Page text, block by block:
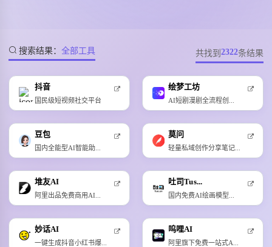
搜索结果： 全部工具 共找到 2322条结果
抖音
国民级短视频社交平台
绘梦工坊
AI短剧漫剧全流程创...
豆包
国内全能型AI智能助...
莫问
轻量私域创作分享笔记...
堆友AI
阿里出品免费商用AI...
吐司Tus...
国内免费AI绘画模型...
妙话AI
一键生成抖音小红书爆...
呜哩AI
阿里旗下免费一站式A...